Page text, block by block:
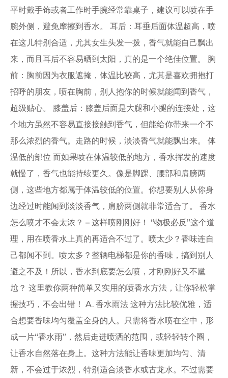
平时戴手饰或者工作时手腕经常靠桌子，建议可以喷在手
腕外侧，避免摩擦到香水。 耳后：耳垂后面体温超高，喷
在这儿特别合适，尤其女生头发一拨，香气就能自己飘出
来，而且耳后不容易晒到太阳，真的是一个绝佳位置。 胸
前：胸前因为衣服遮掩，体温比较高，尤其是喜欢拥抱打
招呼的朋友，喷在胸前，别人抱你的时候就能闻到香气，
超级贴心。 膝盖后：膝盖后面是大腿和小腿的连接处，这
个地方虽然不容易直接接触到香气，但能给你带来一个不
那么浓烈的香气。走路的时候，淡淡香气就能飘出来。 体
温低的部位 而如果喷在体温较低的地方，香水挥发的速度
就慢了，香气也能持续更久。像是脚踝、腰部和肩膀两
侧，这些地方都属于体温较低的位置。你想要别人从你身
边经过时能闻到淡淡香气，肩膀两侧就非常适合了。 香水
怎么喷才不会太浓？ – 这样喷刚刚好！ “物极必反”这个道
理，用在喷香水上真的再适合不过了。喷太少？香味连自
己都闻不到。喷太多？整辆电梯都是你的香味，搞到别人
避之不及！所以，香水到底要怎么喷，才刚刚好又不尴
尬？ 这里教你两种简单又实用的喷香水方法，让你轻松掌
握技巧，不会出错！ A. 香水雨法 这种方法比较优雅，适
合想要香味均匀覆盖全身的人。只需将香水喷在空中，形
成一片“香水雨”，然后走进喷洒的范围，或轻轻转个圈，
让香水自然落在身上。这种方法能让香味更加均匀、清
新，不会过于浓烈，特别适合淡香水或古龙水。不过需要